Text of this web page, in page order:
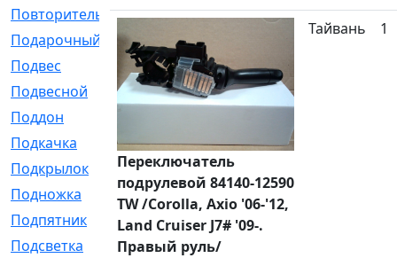
Повторитель
[86]
Подарочный
[3]
Подвес
[16]
Подвесной
[7]
Поддон
Подкачка
[5]
Подкрылок
[128]
Подножка
[16]
Подпятник
[1]
Подсветка
[1]
Переключатель
подрулевой 84140-12590
TW /Corolla, Axio '06-'12,
Land Cruiser J7# '09-.
Правый руль/
Тайвань 1